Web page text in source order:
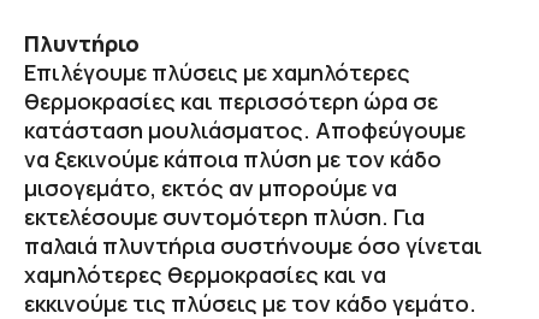
Πλυντήριο
Επιλέγουμε πλύσεις με χαμηλότερες
θερμοκρασίες και περισσότερη ώρα σε
κατάσταση μουλιάσματος. Αποφεύγουμε
να ξεκινούμε κάποια πλύση με τον κάδο
μισογεμάτο, εκτός αν μπορούμε να
εκτελέσουμε συντομότερη πλύση. Για
παλαιά πλυντήρια συστήνουμε όσο γίνεται
χαμηλότερες θερμοκρασίες και να
εκκινούμε τις πλύσεις με τον κάδο γεμάτο.